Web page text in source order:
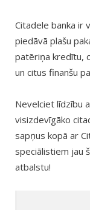
Citadele banka ir
piedāvā plašu
patēriņa kredītu,
un citus finanšu
Nevelciet līdzību
visizdevīgāko
sapņus kopā ar
speciālistiem jau
atbalstu!